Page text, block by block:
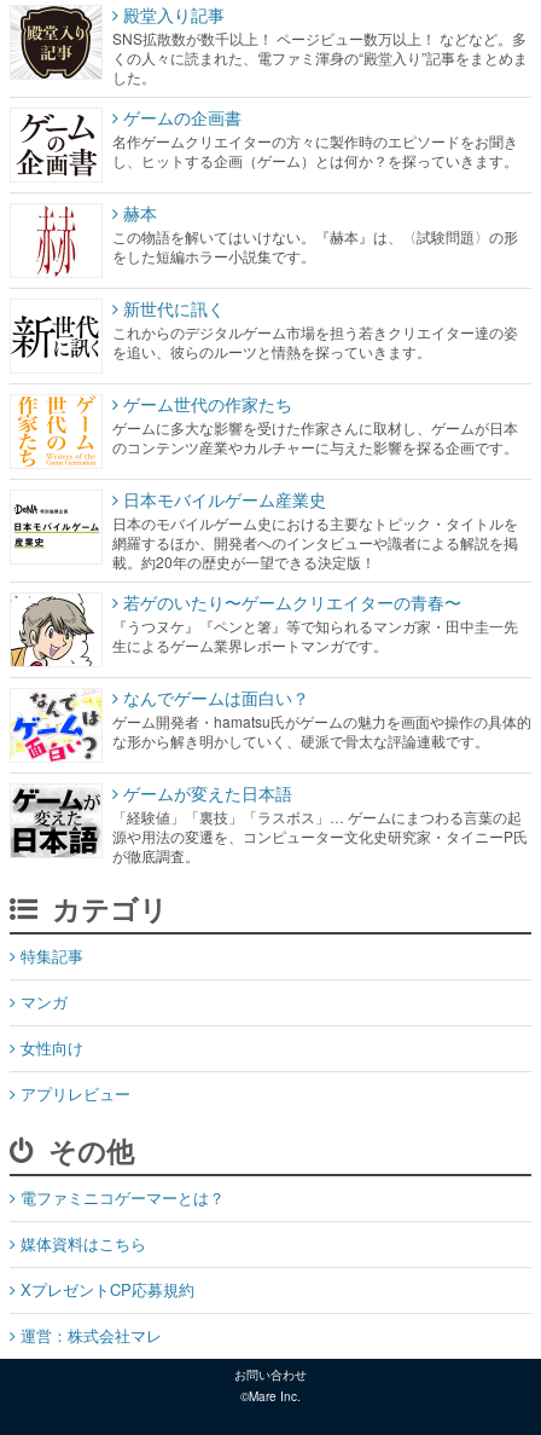
殿堂入り記事
SNS拡散数が数千以上！ ページビュー数万以上！ などなど。多
くの人々に読まれた、電ファミ渾身の“殿堂入り”記事をまとめま
した。
ゲームの企画書
名作ゲームクリエイターの方々に製作時のエピソードをお聞き
し、ヒットする企画（ゲーム）とは何か？を探っていきます。
赫本
この物語を解いてはいけない。『赫本』は、〈試験問題〉の形
をした短編ホラー小説集です。
新世代に訊く
これからのデジタルゲーム市場を担う若きクリエイター達の姿
を追い、彼らのルーツと情熱を探っていきます。
ゲーム世代の作家たち
ゲームに多大な影響を受けた作家さんに取材し、ゲームが日本
のコンテンツ産業やカルチャーに与えた影響を探る企画です。
日本モバイルゲーム産業史
日本のモバイルゲーム史における主要なトピック・タイトルを
網羅するほか、開発者へのインタビューや識者による解説を掲
載。約20年の歴史が一望できる決定版！
若ゲのいたり〜ゲームクリエイターの青春〜
『うつヌケ』『ペンと箸』等で知られるマンガ家・田中圭一先
生によるゲーム業界レポートマンガです。
なんでゲームは面白い？
ゲーム開発者・hamatsu氏がゲームの魅力を画面や操作の具体的
な形から解き明かしていく、硬派で骨太な評論連載です。
ゲームが変えた日本語
「経験値」「裏技」「ラスボス」… ゲームにまつわる言葉の起
源や用法の変遷を、コンピューター文化史研究家・タイニーP氏
が徹底調査。
カテゴリ
特集記事
マンガ
女性向け
アプリレビュー
その他
電ファミニコゲーマーとは？
媒体資料はこちら
XプレゼントCP応募規約
運営：株式会社マレ
お問い合わせ
©Mare Inc.